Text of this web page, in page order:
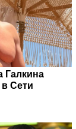
Галкина
Сети